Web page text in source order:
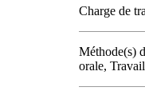
Charge de
Méthode(s)
orale,